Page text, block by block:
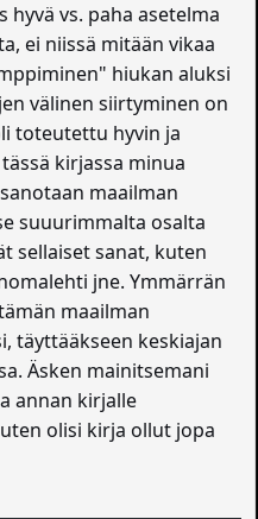
vs. paha asetelma
ei niissä mitään vikaa
hiukan aluksi
välinen siirtyminen on
toteutettu hyvin ja
kirjassa minua
maailman
suuurimmalta osalta
sellaiset sanat, kuten
jne. Ymmärrän
maailman
täyttääkseen keskiajan
Äsken mainitsemani
annan kirjalle
olisi kirja ollut jopa